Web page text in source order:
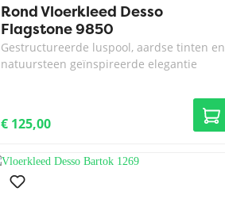
Rond Vloerkleed Desso
Flagstone 9850
Gestructureerde luspool, aardse tinten en
natuursteen geïnspireerde elegantie
€ 125,00